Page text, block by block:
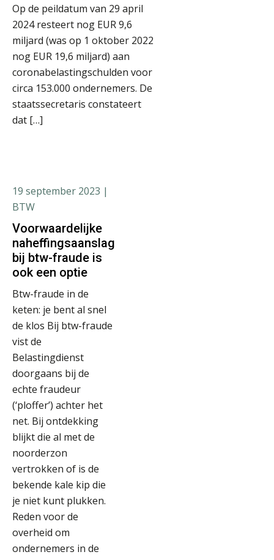
Op de peildatum van 29 april
2024 resteert nog EUR 9,6
miljard (was op 1 oktober 2022
nog EUR 19,6 miljard) aan
coronabelastingschulden voor
circa 153.000 ondernemers. De
staatssecretaris constateert
dat […]
19 september 2023 |
BTW
Voorwaardelijke
naheffingsaanslag
bij btw-fraude is
ook een optie
Btw-fraude in de
keten: je bent al snel
de klos Bij btw-fraude
vist de
Belastingdienst
doorgaans bij de
echte fraudeur
(‘ploffer’) achter het
net. Bij ontdekking
blijkt die al met de
noorderzon
vertrokken of is de
bekende kale kip die
je niet kunt plukken.
Reden voor de
overheid om
ondernemers in de